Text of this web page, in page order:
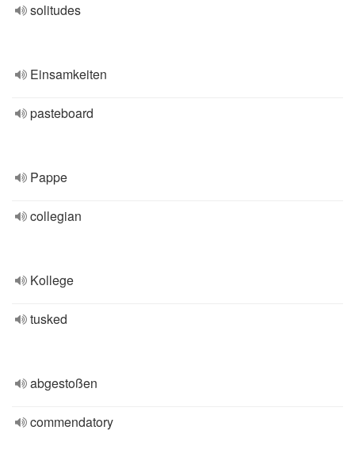
solitudes
Einsamkeiten
pasteboard
Pappe
collegian
Kollege
tusked
abgestoßen
commendatory